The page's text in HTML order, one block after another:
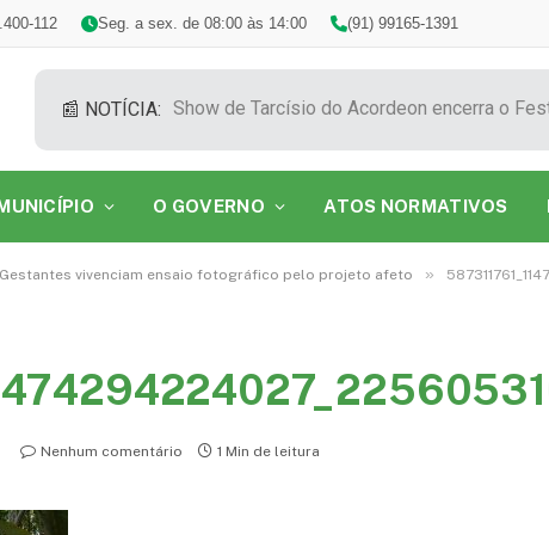
112 Seg. a sex. de 08:00 às 14:00 (91) 99165-1391
📰 NOTÍCIA:
O GOVERNO ATOS NORMATIVOS
Gestantes vivenciam ensaio fotográfico pelo projeto afeto »
Nenhum comentário 1 Min de leitura